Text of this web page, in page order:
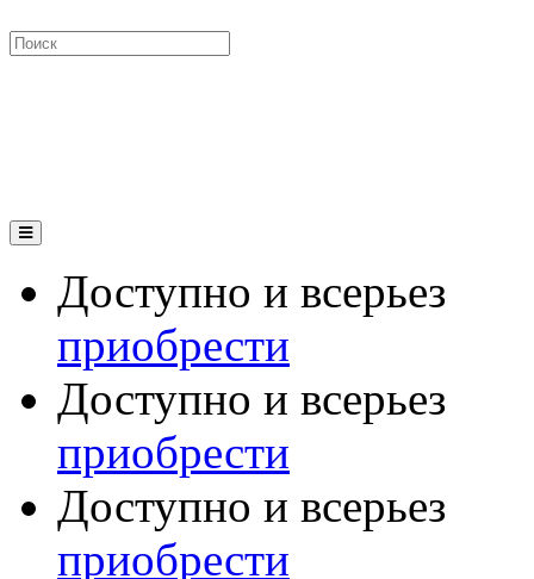
Доступно и всерьез
приобрести
Доступно и всерьез
приобрести
Доступно и всерьез
приобрести